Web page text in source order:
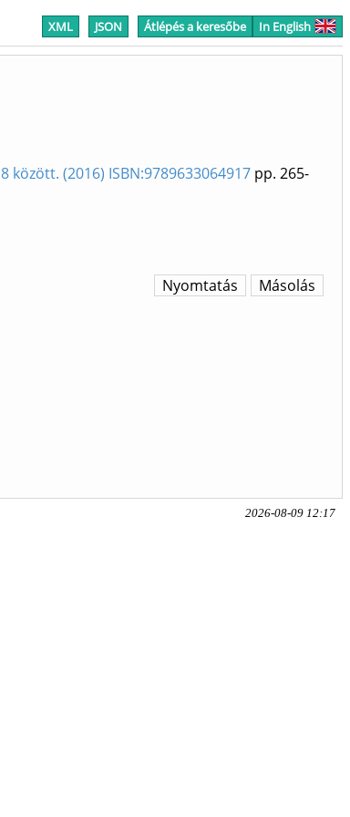
XML JSON Átlépés a keresőbe In English
(2016) ISBN:9789633064917 pp. 265-
Másolás
Nyomtatás
2026-08-09 12:17